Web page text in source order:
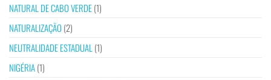
NATURAL DE CABO VERDE(1)
NATURALIZAÇÃO (2)
NEUTRALIDADE ESTADUAL (1)
NIGÉRIA(1)